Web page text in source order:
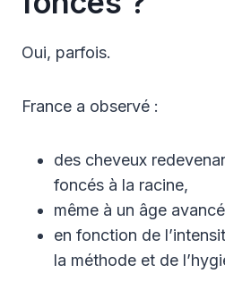
Oui, parfois.
France a observé :
des cheveux
foncés à la racine,
même à un âge
en fonction de
la méthode et de